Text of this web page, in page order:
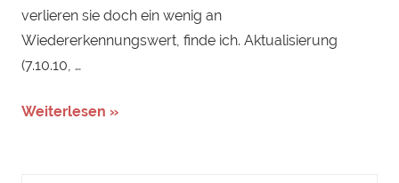
verlieren sie doch ein wenig an
Wiedererkennungswert, finde ich. Aktualisierung
(7.10.10, …
Weiterlesen »